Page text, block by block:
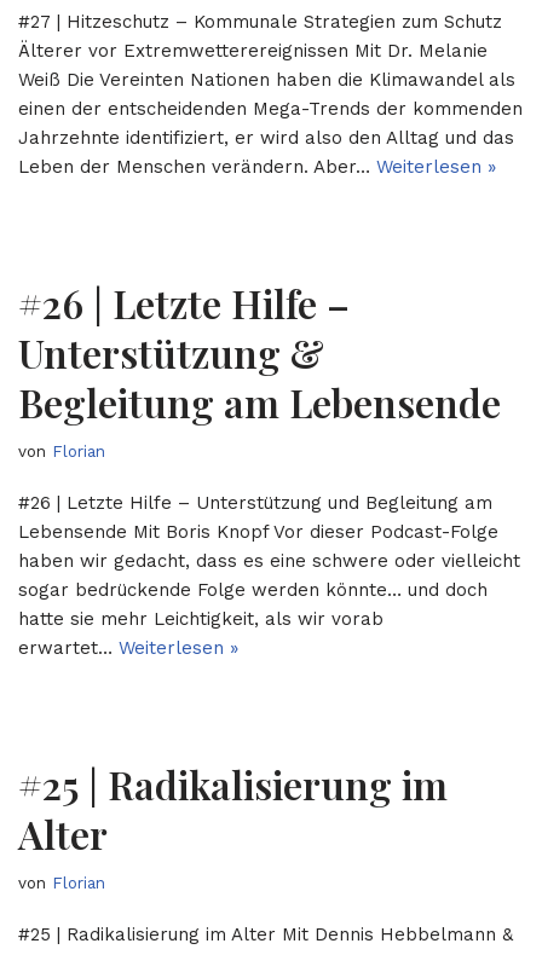
#27 | Hitzeschutz – Kommunale Strategien zum Schutz
Älterer vor Extremwetterereignissen Mit Dr. Melanie
Weiß Die Vereinten Nationen haben die Klimawandel als
einen der entscheidenden Mega-Trends der kommenden
Jahrzehnte identifiziert, er wird also den Alltag und das
Leben der Menschen verändern. Aber… Weiterlesen »
#26 | Letzte Hilfe –
Unterstützung &
Begleitung am Lebensende
von Florian
#26 | Letzte Hilfe – Unterstützung und Begleitung am
Lebensende Mit Boris Knopf Vor dieser Podcast-Folge
haben wir gedacht, dass es eine schwere oder vielleicht
sogar bedrückende Folge werden könnte… und doch
hatte sie mehr Leichtigkeit, als wir vorab
erwartet… Weiterlesen »
#25 | Radikalisierung im
Alter
von Florian
#25 | Radikalisierung im Alter Mit Dennis Hebbelmann &